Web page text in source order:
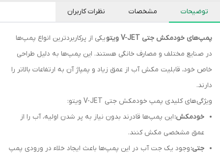
توضیحات مشخصات نظرات کاربران
پمپ‌های خودمکش جتی V-JET ویتو
یکی از پرکاربردترین انواع پمپ‌ها
در صنایع مختلف و مصارف خانگی هستند. این پمپ‌ها به دلیل طراحی
خاص خود، قابلیت مکش آب از عمق زیاد و پمپاژ آن به ارتفاعات بالاتر را
دارند.
ویژگی‌های کلیدی پمپ‌ خودمکش جتی V-JET ویتو:
خودمکش:این پمپ‌ها قادرند بدون نیاز به پر شدن اولیه، آب را از
عمق مشخصی مکش کنند.
جتی:وجود یک جت آب در این پمپ‌ها باعث ایجاد خلاء در ورودی پمپ